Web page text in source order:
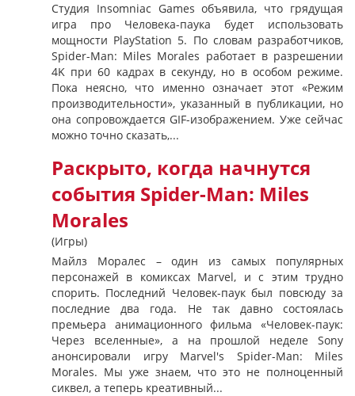
Студия Insomniac Games объявила, что грядущая
игра про Человека-паука будет использовать
мощности PlayStation 5. По словам разработчиков,
Spider-Man: Miles Morales работает в разрешении
4K при 60 кадрах в секунду, но в особом режиме.
Пока неясно, что именно означает этот «Режим
производительности», указанный в публикации, но
она сопровождается GIF-изображением. Уже сейчас
можно точно сказать,...
Раскрыто, когда начнутся
события Spider-Man: Miles
Morales
(Игры)
Майлз Моралес – один из самых популярных
персонажей в комиксах Marvel, и с этим трудно
спорить. Последний Человек-паук был повсюду за
последние два года. Не так давно состоялась
премьера анимационного фильма «Человек-паук:
Через вселенные», а на прошлой неделе Sony
анонсировали игру Marvel's Spider-Man: Miles
Morales. Мы уже знаем, что это не полноценный
сиквел, а теперь креативный...